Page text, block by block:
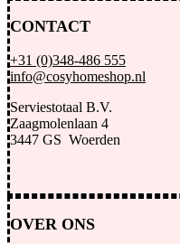
CONTACT
+31 (0)348-486 555
info@cosyhomeshop.nl
Serviestotaal B.V.
Zaagmolenlaan 4
3447 GS Woerden
OVER ONS